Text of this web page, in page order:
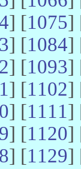
] [1075]
] [1084]
] [1093]
] [1102]
] [1111]
] [1120]
] [1129]